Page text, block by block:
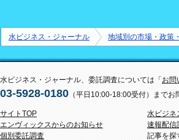
水ビジネス・ジャーナル 地域別の市場・政策
水ビジネス・ジャーナル、委託調査については「お問
03-5928-0180 （平日10:00-18:00受付）までお
サイトTOP
エンヴィックスからのお知らせ
個別委託調査
水ビジネ
速報配信
記事を探